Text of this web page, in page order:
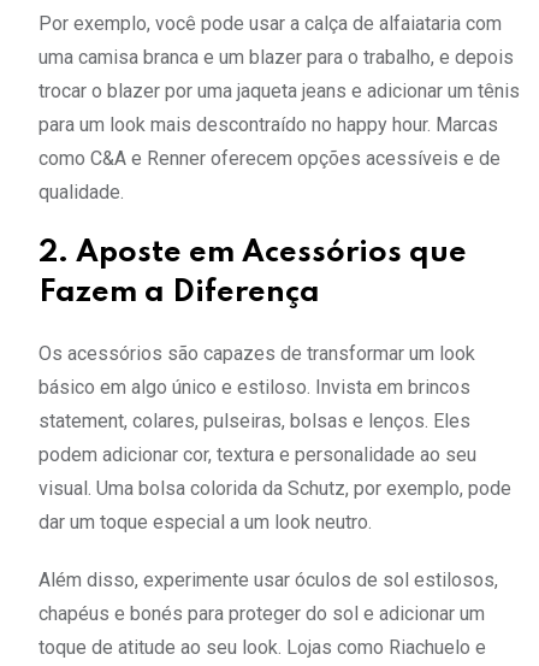
Por exemplo, você pode usar a calça de alfaiataria com
uma camisa branca e um blazer para o trabalho, e depois
trocar o blazer por uma jaqueta jeans e adicionar um tênis
para um look mais descontraído no happy hour. Marcas
como C&A e Renner oferecem opções acessíveis e de
qualidade.
2. Aposte em Acessórios que
Fazem a Diferença
Os acessórios são capazes de transformar um look
básico em algo único e estiloso. Invista em brincos
statement, colares, pulseiras, bolsas e lenços. Eles
podem adicionar cor, textura e personalidade ao seu
visual. Uma bolsa colorida da Schutz, por exemplo, pode
dar um toque especial a um look neutro.
Além disso, experimente usar óculos de sol estilosos,
chapéus e bonés para proteger do sol e adicionar um
toque de atitude ao seu look. Lojas como Riachuelo e